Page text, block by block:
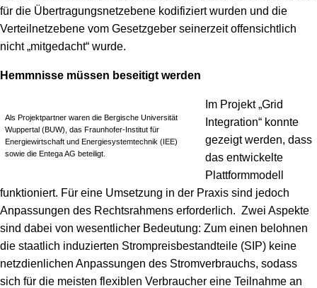
für die Übertragungsnetzebene kodifiziert wurden und die
Verteilnetzebene vom Gesetzgeber seinerzeit offensichtlich
nicht „mitgedacht“ wurde.
Hemmnisse müssen beseitigt werden
Als Projektpartner waren die Bergische Universität
Wuppertal (BUW), das Fraunhofer-Institut für
Energiewirtschaft und Energiesystemtechnik (IEE)
sowie die Entega AG beteiligt.
Im Projekt „Grid
Integration“ konnte
gezeigt werden, dass
das entwickelte
Plattformmodell
funktioniert. Für eine Umsetzung in der Praxis sind jedoch
Anpassungen des Rechtsrahmens erforderlich. Zwei Aspekte
sind dabei von wesentlicher Bedeutung: Zum einen belohnen
die staatlich induzierten Strompreisbestandteile (SIP) keine
netzdienlichen Anpassungen des Stromverbrauchs, sodass
sich für die meisten flexiblen Verbraucher eine Teilnahme an